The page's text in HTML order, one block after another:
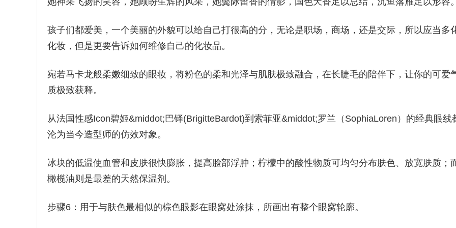
孩子们都爱美，一个美丽的外貌可以给自己打很高的分，无论是职场，商场，还是交际，所以应当多
化妆，但是更要告诉如何维修自己的化妆品。
宛若马卡龙般柔嫩细致的眼妆，将粉色的柔和光泽与肌肤极致融合，在长睫毛的陪伴下，让你的可爱
质极致获释。
从法国性感Icon碧姬&middot;巴铎(BrigitteBardot)到索菲亚&middot;罗兰（SophiaLoren）的经典眼线
沦为当今造型师的仿效对象。
冰块的低温使血管和皮肤很快膨胀，提高脸部浮肿；柠檬中的酸性物质可均匀分布肤色、放宽肤质；
橄榄油则是最差的天然保温剂。
步骤6：用于与肤色最相似的棕色眼影在眼窝处涂抹，所画出有整个眼窝轮廓。